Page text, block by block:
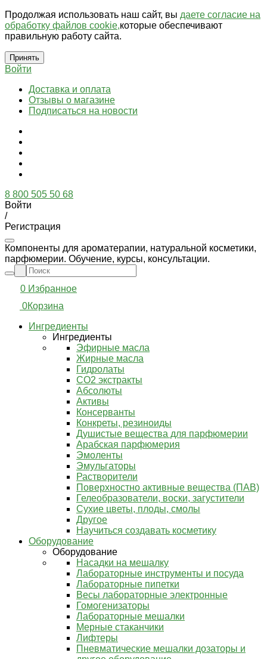
Продолжая использовать наш сайт, вы даете согласие на
обработку файлов cookie,которые обеспечивают
правильную работу сайта.
Принять
Войти
Доставка и оплата
Отзывы о магазине
Подписаться на новости
8 800 505 50 68
Войти
/
Регистрация
Компоненты для ароматерапии, натуральной косметики,
парфюмерии. Обучение, курсы, консультации.
0 Избранное
0Корзина
Ингредиенты
Ингредиенты
Эфирные масла
Жирные масла
Гидролаты
СО2 экстракты
Абсолюты
Активы
Консерванты
Конкреты, резиноиды
Душистые вещества для парфюмерии
Арабская парфюмерия
Эмоленты
Эмульгаторы
Растворители
Поверхностно активные вещества (ПАВ)
Гелеобразователи, воски, загустители
Сухие цветы, плоды, смолы
Другое
Научиться создавать косметику
Оборудование
Оборудование
Насадки на мешалку
Лабораторные инструменты и посуда
Лабораторные пипетки
Весы лабораторные электронные
Гомогенизаторы
Лабораторные мешалки
Мерные стаканчики
Лифтеры
Пневматические мешалки дозаторы и